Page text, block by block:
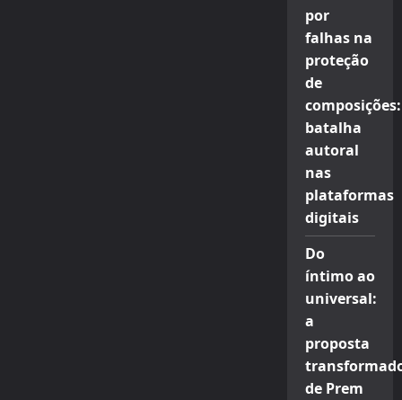
por
falhas na
proteção
de
composições:
batalha
autoral
nas
plataformas
digitais
Do
íntimo ao
universal:
a
proposta
de Prem